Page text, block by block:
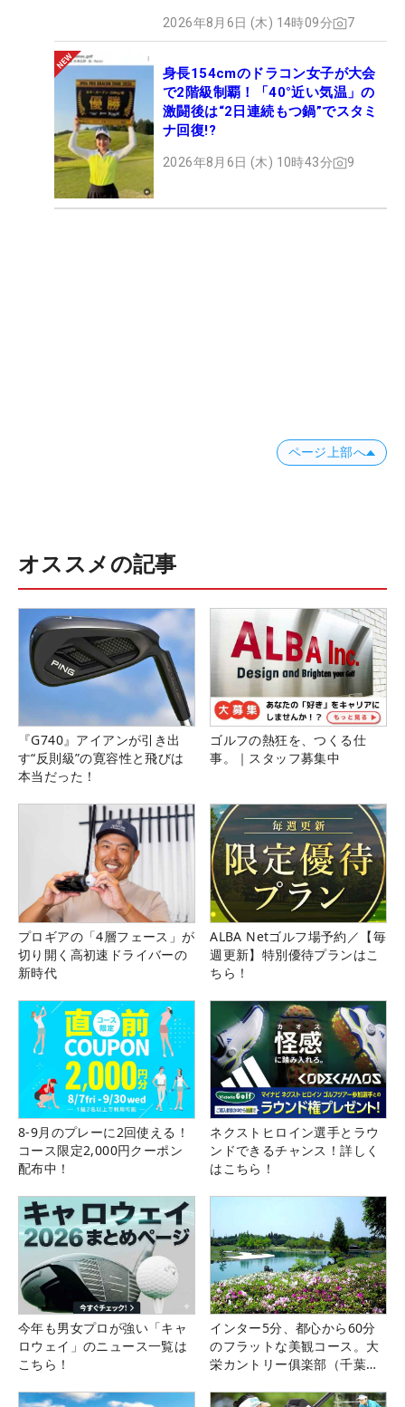
2026年8月6日 (木) 14時09分 7
身長154cmのドラコン女子が大会
で2階級制覇！「40°近い気温」の
激闘後は“2日連続もつ鍋”でスタミ
ナ回復!?
2026年8月6日 (木) 10時43分 9
ページ上部へ
オススメの記事
『G740』アイアンが引き出
す“反則級”の寛容性と飛びは
本当だった！
ゴルフの熱狂を、つくる仕
事。｜スタッフ募集中
プロギアの「4層フェース」が
切り開く高初速ドライバーの
新時代
ALBA Netゴルフ場予約／【毎
週更新】特別優待プランはこ
ちら！
8-9月のプレーに2回使える！
コース限定2,000円クーポン
配布中！
ネクストヒロイン選手とラウ
ンドできるチャンス！詳しく
はこちら！
今年も男女プロが強い「キャ
ロウェイ」のニュース一覧は
こちら！
インター5分、都心から60分
のフラットな美観コース。大
栄カントリー俱楽部（千葉